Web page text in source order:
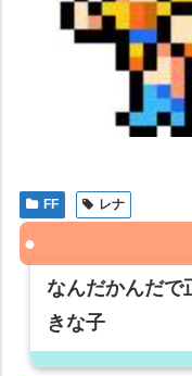
FF レナ
なんだかんだで
きな子